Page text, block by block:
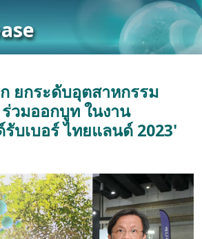
ยกระดับอุตสาหกรรม
วมออกบูท ในงาน
บเบอร์ ไทยแลนด์ 2023'